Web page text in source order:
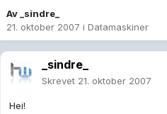
Av
_sindre_
21. oktober 2007 i Datamaskiner
_sindre_
Skrevet 21. oktober 2007
Hei!